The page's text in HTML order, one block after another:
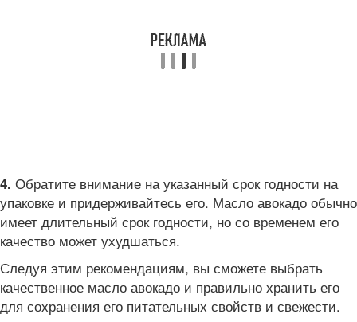
4. Обратите внимание на указанный срок годности на
упаковке и придерживайтесь его. Масло авокадо обычно
имеет длительный срок годности, но со временем его
качество может ухудшаться.
Следуя этим рекомендациям, вы сможете выбрать
качественное масло авокадо и правильно хранить его
для сохранения его питательных свойств и свежести.